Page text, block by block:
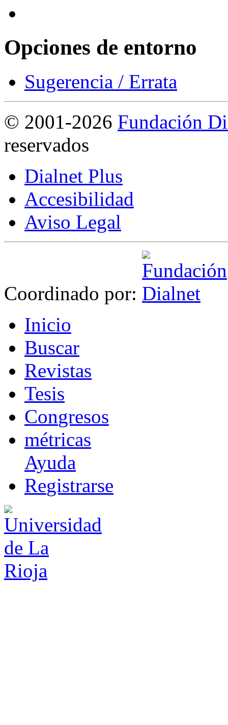
Opciones de entorno
Sugerencia / Errata
© 2001-2026 Fundación
reservados
Dialnet Plus
Accesibilidad
Aviso Legal
Coordinado por:
Inicio
Buscar
Revistas
Tesis
Congresos
métricas
Ayuda
Registrarse